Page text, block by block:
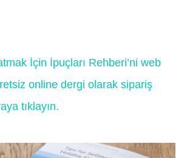
İçin İpuçları Rehberi’ni web
online dergi olarak sipariş
tıklayın.